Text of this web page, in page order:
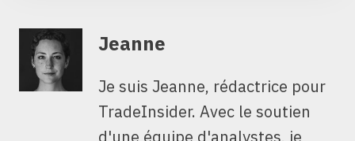
Jeanne
Je suis Jeanne, rédactrice pour
TradeInsider. Avec le soutien